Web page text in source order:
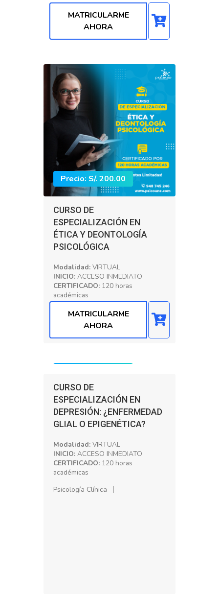
MATRICULARME
AHORA
Precio: S/. 200.00
CURSO DE
ESPECIALIZACIÓN EN
ÉTICA Y DEONTOLOGÍA
PSICOLÓGICA
Modalidad: VIRTUAL
INICIO: ACCESO INMEDIATO
CERTIFICADO: 120 horas
académicas
Psicología Clínica
MATRICULARME
AHORA
CURSO DE
ESPECIALIZACIÓN EN
DEPRESIÓN: ¿ENFERMEDAD
GLIAL O EPIGENÉTICA?
Modalidad: VIRTUAL
INICIO: ACCESO INMEDIATO
CERTIFICADO: 120 horas
académicas
Psicología Clínica